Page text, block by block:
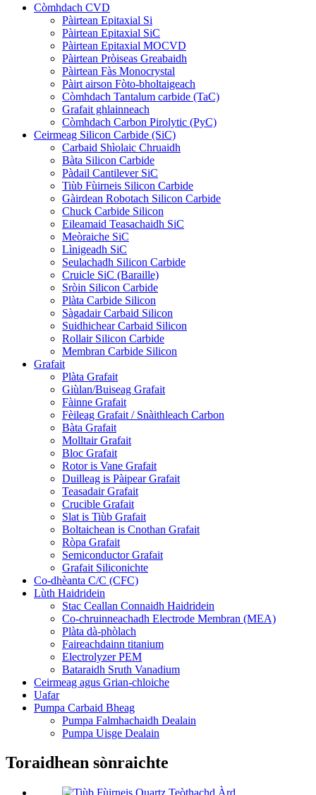
Còmhdach CVD
Pàirtean Epitaxial Si
Pàirtean Epitaxial SiC
Pàirtean Epitaxial MOCVD
Pàirtean Pròiseas Greabaidh
Pàirtean Fàs Monocrystal
Pàirt airson Fòto-bholtaigeach
Còmhdach Tantalum carbide (TaC)
Grafait ghlainneach
Còmhdach Carbon Pirolytic (PyC)
Ceirmeag Silicon Carbide (SiC)
Carbaid Shìolaic Chruaidh
Bàta Silicon Carbide
Pàdail Cantilever SiC
Tiùb Fùirneis Silicon Carbide
Gàirdean Robotach Silicon Carbide
Chuck Carbide Silicon
Eileamaid Teasachaidh SiC
Meòraiche SiC
Lìnigeadh SiC
Seulachadh Silicon Carbide
Cruicle SiC (Baraille)
Sròin Silicon Carbide
Plàta Carbide Silicon
Sàgadair Carbaid Silicon
Suidhichear Carbaid Silicon
Rollair Silicon Carbide
Membran Carbide Silicon
Grafait
Plàta Grafait
Giùlan/Buiseag Grafait
Fàinne Grafait
Fèileag Grafait / Snàithleach Carbon
Bàta Grafait
Molltair Grafait
Bloc Grafait
Rotor is Vane Grafait
Duilleag is Pàipear Grafait
Teasadair Grafait
Crucible Grafait
Slat is Tiùb Grafait
Boltaichean is Cnothan Grafait
Ròpa Grafait
Semiconductor Grafait
Grafait Siliconichte
Co-dhèanta C/C (CFC)
Lùth Haidridein
Stac Ceallan Connaidh Haidridein
Co-chruinneachadh Electrode Membran (MEA)
Plàta dà-phòlach
Faireachdainn titanium
Electrolyzer PEM
Bataraidh Sruth Vanadium
Ceirmeag agus Grian-chloiche
Uafar
Pumpa Carbaid Bheag
Pumpa Falmhachaidh Dealain
Pumpa Uisge Dealain
Toraidhean sònraichte